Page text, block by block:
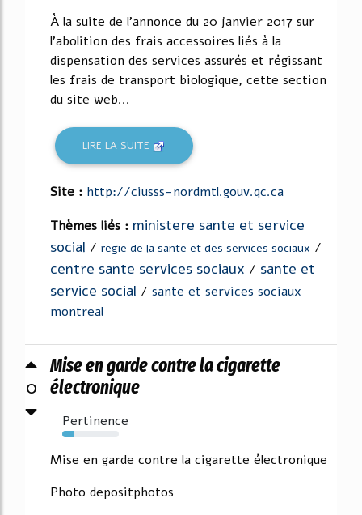
À la suite de l'annonce du 20 janvier 2017 sur
l'abolition des frais accessoires liés à la
dispensation des services assurés et régissant
les frais de transport biologique, cette section
du site web...
LIRE LA SUITE
Site : http://ciusss-nordmtl.gouv.qc.ca
Thèmes liés : ministere sante et service
social / regie de la sante et des services sociaux /
centre sante services sociaux / sante et
service social / sante et services sociaux
montreal
0
Mise en garde contre la cigarette
électronique
Pertinence
21%
Mise en garde contre la cigarette électronique
Photo depositphotos